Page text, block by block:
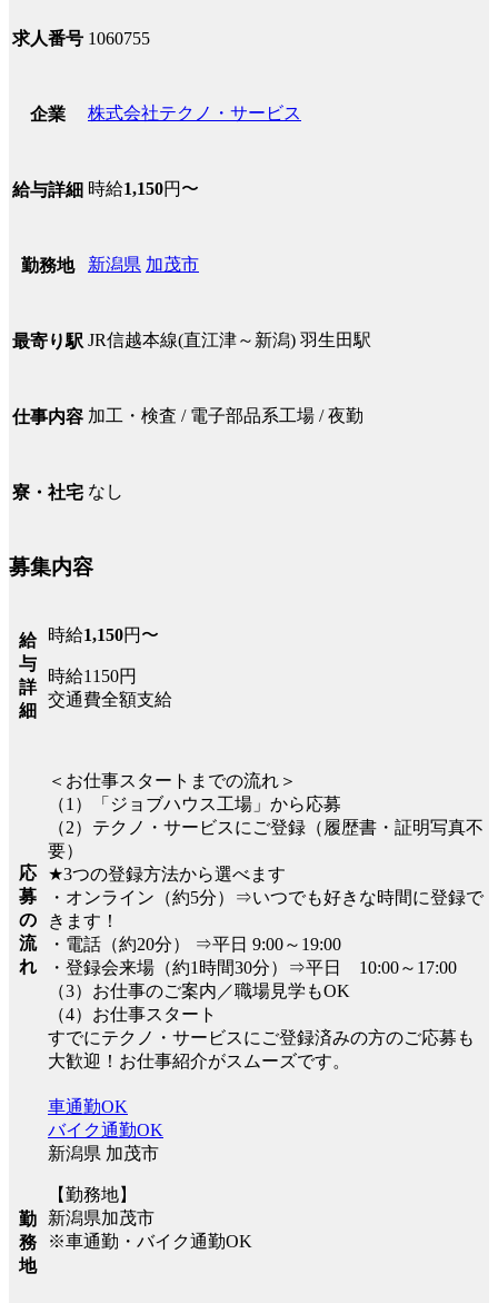
求人番号 1060755
企業 株式会社テクノ・サービス
給与詳細 時給1,150円〜
勤務地 新潟県 加茂市
最寄り駅 JR信越本線(直江津～新潟) 羽生田駅
仕事内容 加工・検査 / 電子部品系工場 / 夜勤
寮・社宅 なし
募集内容
給
与
詳
細
時給1,150円〜
時給1150円
交通費全額支給
応
募
の
流
れ
＜お仕事スタートまでの流れ＞
（1）「ジョブハウス工場」から応募
（2）テクノ・サービスにご登録（履歴書・証明写真不
要）
★3つの登録方法から選べます
・オンライン（約5分）⇒いつでも好きな時間に登録で
きます！
・電話（約20分） ⇒平日 9:00～19:00
・登録会来場（約1時間30分）⇒平日 10:00～17:00
（3）お仕事のご案内／職場見学もOK
（4）お仕事スタート
すでにテクノ・サービスにご登録済みの方のご応募も
大歓迎！お仕事紹介がスムーズです。
勤
務
地
車通勤OK
バイク通勤OK
新潟県 加茂市
【勤務地】
新潟県加茂市
※車通勤・バイク通勤OK